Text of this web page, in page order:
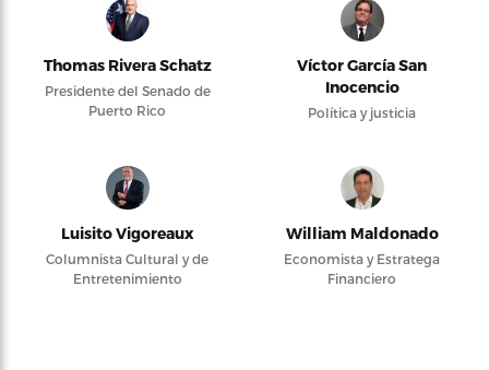
Thomas Rivera Schatz
Presidente del Senado de
Puerto Rico
Víctor García San
Inocencio
Política y justicia
Luisito Vigoreaux
Columnista Cultural y de
Entretenimiento
William Maldonado
Economista y Estratega
Financiero